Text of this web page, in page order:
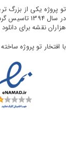
تو پروژه یکی از بزرگ
در سال 1394
هزاران نقشه برای دانلود
با افتخار تو پروژه